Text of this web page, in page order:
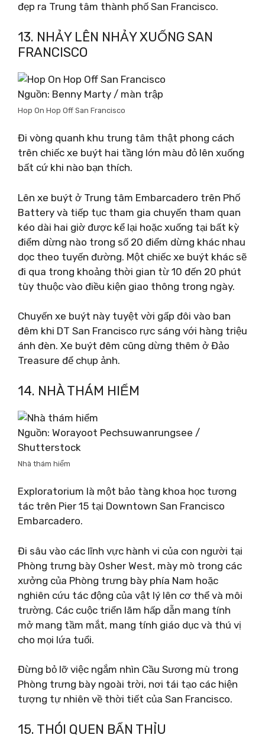
đẹp ra Trung tâm thành phố San Francisco.
13. NHẢY LÊN NHẢY XUỐNG SAN
FRANCISCO
Nguồn: Benny Marty / màn trập
Hop On Hop Off San Francisco
Đi vòng quanh khu trung tâm thật phong cách
trên chiếc xe buýt hai tầng lớn màu đỏ lên xuống
bất cứ khi nào bạn thích.
Lên xe buýt ở Trung tâm Embarcadero trên Phố
Battery và tiếp tục tham gia chuyến tham quan
kéo dài hai giờ được kể lại hoặc xuống tại bất kỳ
điểm dừng nào trong số 20 điểm dừng khác nhau
dọc theo tuyến đường. Một chiếc xe buýt khác sẽ
đi qua trong khoảng thời gian từ 10 đến 20 phút
tùy thuộc vào điều kiện giao thông trong ngày.
Chuyến xe buýt này tuyệt vời gấp đôi vào ban
đêm khi DT San Francisco rực sáng với hàng triệu
ánh đèn. Xe buýt đêm cũng dừng thêm ở Đảo
Treasure để chụp ảnh.
14. NHÀ THÁM HIỂM
Nguồn: Worayoot Pechsuwanrungsee /
Shutterstock
Nhà thám hiểm
Exploratorium là một bảo tàng khoa học tương
tác trên Pier 15 tại Downtown San Francisco
Embarcadero.
Đi sâu vào các lĩnh vực hành vi của con người tại
Phòng trưng bày Osher West, mày mò trong các
xưởng của Phòng trưng bày phía Nam hoặc
nghiên cứu tác động của vật lý lên cơ thể và môi
trường. Các cuộc triển lãm hấp dẫn mang tính
mở mang tầm mắt, mang tính giáo dục và thú vị
cho mọi lứa tuổi.
Đừng bỏ lỡ việc ngắm nhìn Cầu Sương mù trong
Phòng trưng bày ngoài trời, nơi tái tạo các hiện
tượng tự nhiên về thời tiết của San Francisco.
15. THÓI QUEN BẨN THỈU